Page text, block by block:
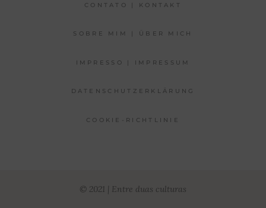
CONTATO | KONTAKT
SOBRE MIM | ÜBER MICH
IMPRESSO | IMPRESSUM
DATENSCHUTZERKLÄRUNG
COOKIE-RICHTLINIE
© 2021 | Entre duas culturas